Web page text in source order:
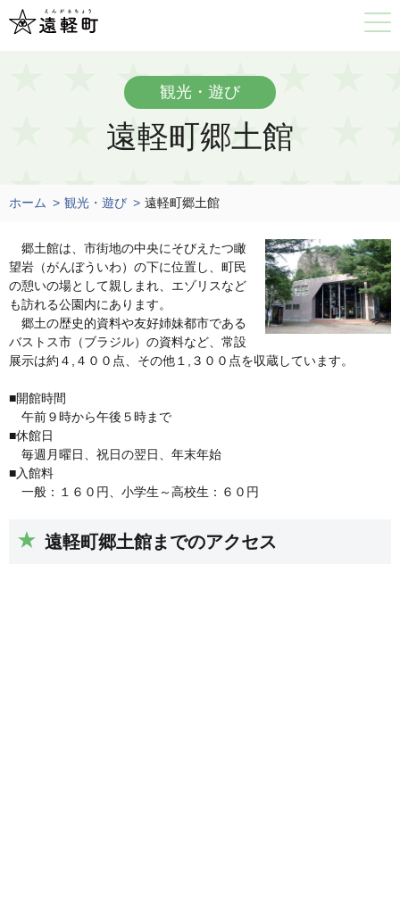
観光・遊び
遠軽町郷土館
ホーム 観光・遊び 遠軽町郷土館
郷土館は、市街地の中央にそびえたつ瞰
望岩（がんぼういわ）の下に位置し、町民
の憩いの場として親しまれ、エゾリスなど
も訪れる公園内にあります。
郷土の歴史的資料や友好姉妹都市である
バストス市（ブラジル）の資料など、常設
展示は約４,４００点、その他１,３００点を収蔵しています。
■開館時間
午前９時から午後５時まで
■休館日
毎週月曜日、祝日の翌日、年末年始
■入館料
一般：１６０円、小学生～高校生：６０円
遠軽町郷土館までのアクセス